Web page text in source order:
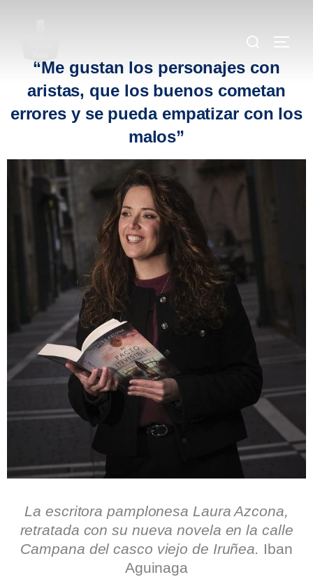
“Me gustan los personajes con
aristas, que los buenos cometan
errores y se pueda empatizar con los
malos”
La escritora pamplonesa Laura Azcona,
retratada con su nueva novela en la calle
Campana del casco viejo de Iruñea. Iban
Aguinaga